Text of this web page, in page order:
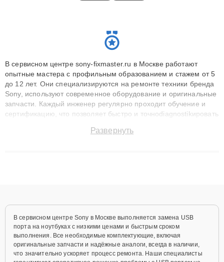
В сервисном центре sony-fixmaster.ru в Москве работают
опытные мастера с профильным образованием и стажем от 5
до 12 лет. Они специализируются на ремонте техники бренда
Sony, используют современное оборудование и оригинальные
запчасти. Каждый инженер регулярно проходит обучение и
сертификацию, что позволяет быстро и точноdiagnostikировать
до 3 лет. Наши мастера решают сложные случаи: от замены
Развернуть
В сервисном центре Sony в Москве выполняется замена USB
порта на ноутбуках с низкими ценами и быстрым сроком
выполнения. Все необходимые комплектующие, включая
оригинальные запчасти и надёжные аналоги, всегда в наличии,
что значительно ускоряет процесс ремонта. Наши специалисты